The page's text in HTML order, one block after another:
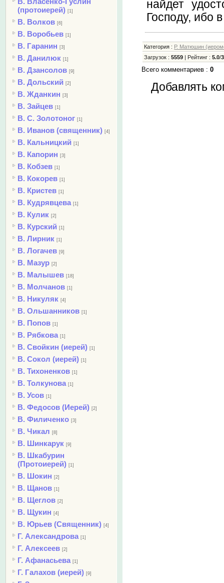
(протоиерей) [1]
В. Волков [6]
В. Воробьев [1]
В. Гаранин [3]
В. Данилюк [1]
В. Дзансолов [9]
В. Дольский [2]
В. Жданкин [3]
В. Зайцев [1]
В. С. Золотоног [1]
В. Иванов (священник) [4]
В. Кальницкий [1]
В. Капорин [3]
В. Кобзев [1]
В. Кокорев [1]
В. Кристев [1]
В. Кудрявцева [1]
В. Кулик [2]
В. Курский [1]
В. Лирник [1]
В. Логачев [9]
В. Мазур [2]
В. Малышев [18]
В. Молчанов [1]
В. Никуляк [4]
В. Ольшанников [1]
В. Попов [1]
В. Рябкова [1]
В. Свойкин (иерей) [1]
В. Сокол (иерей) [1]
В. Тихоненков [1]
В. Толкунова [1]
В. Усов [1]
В. Федосов (Иерей) [2]
В. Филиченко [3]
В. Чикал [8]
В. Шинкарук [9]
В. Шкабурин
(Протоиерей) [1]
В. Шокин [2]
В. Щанов [1]
В. Щеглов [2]
В. Щукин [4]
В. Юрьев (Священник) [4]
Г. Александрова [1]
Г. Алексеев [2]
Г. Афанасьева [1]
Г. Галахов (иерей) [9]
найдет
Господу, ибо
Категория : Р. Матюшин
Загрузок :5559 Рейтинг :5.0/3
Всего комментариев :0
Добавлять